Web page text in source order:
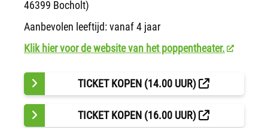
46399 Bocholt)
Aanbevolen leeftijd: vanaf 4 jaar
Klik hier voor de website van het poppentheater.
TICKET KOPEN (14.00 UUR)
TICKET KOPEN (16.00 UUR)